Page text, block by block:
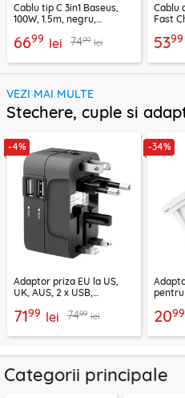
Cablu tip C 3in1 Baseus,
100W, 1.5m, negru,
6699 lei 7499 lei
Cablu
Fast
5399
VEZI MAI MULTE
Stechere, cuple si
-4%
Adaptor priza EU la US,
UK, AUS, 2 x USB,
7199 lei 7499 lei
-34%
pentru
2099
Categorii principale